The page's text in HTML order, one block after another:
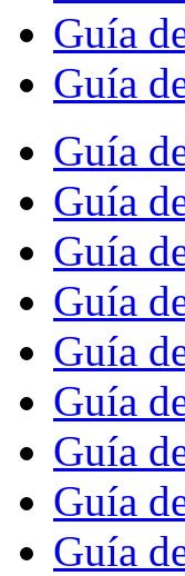
Guía
Guía
Guía
Guía
Guía
Guía
Guía
Guía
Guía
Guía
Guía